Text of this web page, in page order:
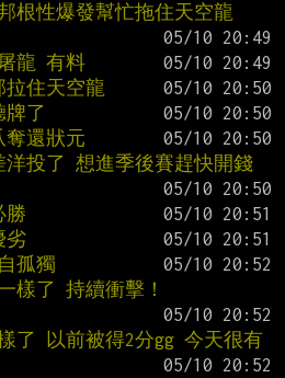
根性爆發幫忙拖住天空龍
龍 有料
住天空龍
牌了
還狀元
投了 想進季後賽趕快開錢
勝
劣
孤獨
樣了 持續衝擊！
了 以前被得2分gg 今天很有